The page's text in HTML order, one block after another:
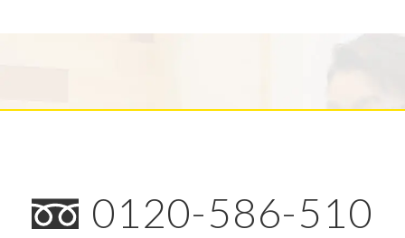
0120-586-510